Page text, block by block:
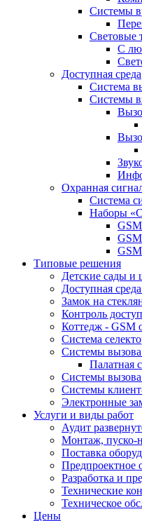
Системы
Световые
С
Доступная среда
Система
Системы
Охранная
Система
Наборы
Типовые решения
Детские сады
Доступная
Замок на
Контроль
Коттедж - GSM
Система
Системы
Палатная
Системы вызова
Системы
Электронные
Услуги и виды работ
Аудит
Монтаж, пуско-
Поставка
Предпроектное
Разработка и
Технические
Техническое
Цены